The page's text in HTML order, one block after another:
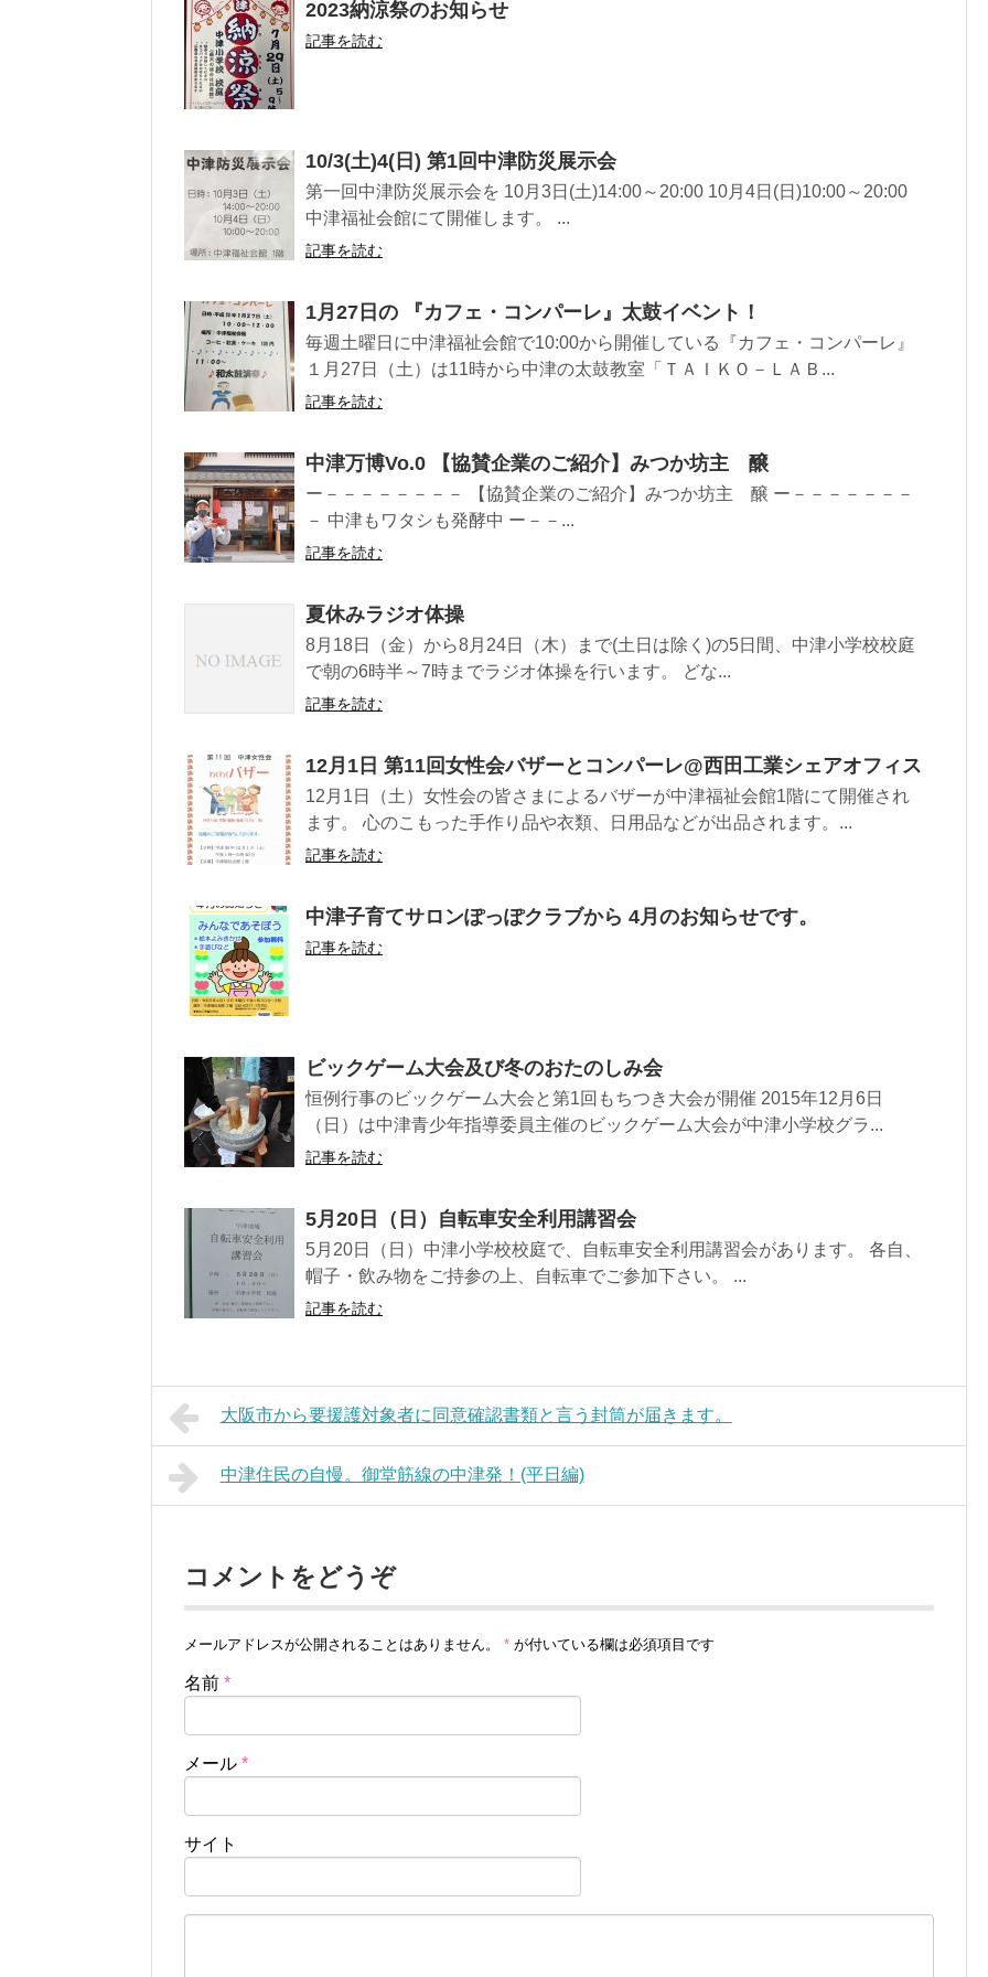
2023納涼祭のお知らせ
記事を読む
10/3(土)4(日) 第1回中津防災展示会
第一回中津防災展示会を 10月3日(土)14:00～20:00 10月4日(日)10:00～20:00
中津福祉会館にて開催します。 ...
記事を読む
1月27日の 『カフェ・コンパーレ』太鼓イベント！
毎週土曜日に中津福祉会館で10:00から開催している『カフェ・コンパーレ』
１月27日（土）は11時から中津の太鼓教室「ＴＡＩＫＯ－ＬＡＢ...
記事を読む
中津万博Vo.0 【協賛企業のご紹介】みつか坊主 醸
ー－－－－－－－－ 【協賛企業のご紹介】みつか坊主 醸 ー－－－－－－－
－ 中津もワタシも発酵中 ー－－...
記事を読む
夏休みラジオ体操
8月18日（金）から8月24日（木）まで(土日は除く)の5日間、中津小学校校庭
で朝の6時半～7時までラジオ体操を行います。 どな...
記事を読む
12月1日 第11回女性会バザーとコンパーレ@西田工業シェアオフィス
12月1日（土）女性会の皆さまによるバザーが中津福祉会館1階にて開催され
ます。 心のこもった手作り品や衣類、日用品などが出品されます。...
記事を読む
中津子育てサロンぽっぽクラブから 4月のお知らせです。
記事を読む
ビックゲーム大会及び冬のおたのしみ会
恒例行事のビックゲーム大会と第1回もちつき大会が開催 2015年12月6日
（日）は中津青少年指導委員主催のビックゲーム大会が中津小学校グラ...
記事を読む
5月20日（日）自転車安全利用講習会
5月20日（日）中津小学校校庭で、自転車安全利用講習会があります。 各自、
帽子・飲み物をご持参の上、自転車でご参加下さい。 ...
記事を読む
大阪市から要援護対象者に同意確認書類と言う封筒が届きます。
中津住民の自慢。御堂筋線の中津発！(平日編)
コメントをどうぞ
メールアドレスが公開されることはありません。 * が付いている欄は必須項目です
名前 *
メール *
サイト